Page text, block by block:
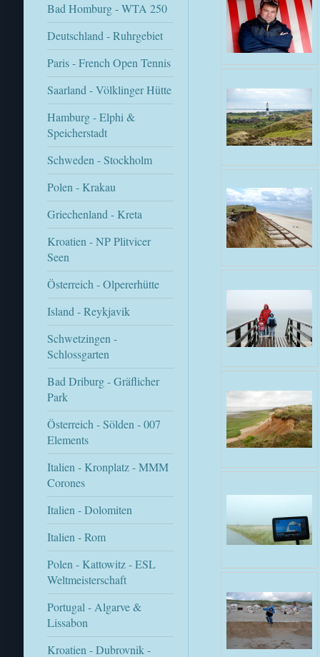
Bad Homburg - WTA 250
Deutschland - Ruhrgebiet
Paris - French Open Tennis
Saarland - Völklinger Hütte
Hamburg - Elphi &
Speicherstadt
Schweden - Stockholm
Polen - Krakau
Griechenland - Kreta
Kroatien - NP Plitvicer
Seen
Österreich - Olpererhütte
Island - Reykjavik
Schwetzingen -
Schlossgarten
Bad Driburg - Gräflicher
Park
Österreich - Sölden - 007
Elements
Italien - Kronplatz - MMM
Corones
Italien - Dolomiten
Italien - Rom
Polen - Kattowitz - ESL
Weltmeisterschaft
Portugal - Algarve &
Lissabon
Kroatien - Dubrovnik -